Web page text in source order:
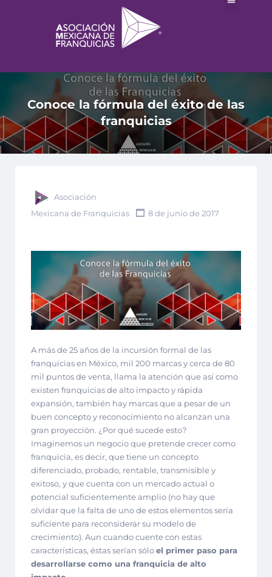
Conoce la fórmula del éxito de las
franquicias
Asociación
Mexicana de Franquicias
8 de junio de 2017
A más de 25 años de la incursión formal de las
franquicias en México, mil 200 marcas y cerca de 80
mil puntos de venta, llama la atención que así como
existen franquicias de alto impacto y rápida
expansión, también hay marcas que a pesar de un
buen concepto y reconocimiento no alcanzan una
gran proyección. ¿Por qué sucede esto?
Imaginemos un negocio que pretende crecer como
franquicia, es decir, que tiene un concepto
diferenciado, probado, rentable, transmisible y
exitoso, y que cuenta con un mercado actual o
potencial suficientemente amplio (no hay que
olvidar que la falta de uno de estos elementos sería
suficiente para reconsiderar su modelo de
crecimiento). Aun cuando cuente con estas
características, éstas serían sóloel primer paso para
desarrollarse como una franquicia de alto